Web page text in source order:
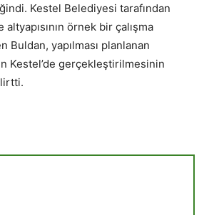
Kestel Belediyesi tarafından
örnek bir çalışma
Buldan, yapılması planlanan
Kestel’de gerçekleştirilmesinin